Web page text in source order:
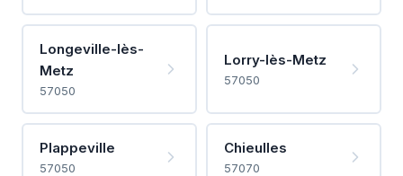
Longeville-lès-
Metz
57050
Lorry-lès-Metz
57050
Plappeville
57050
Chieulles
57070